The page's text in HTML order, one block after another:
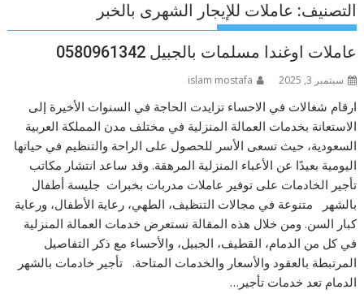
التصنيف: عاملات للإيجار الشهرى بالخبر
عاملات اوغندا مسلمات بالجبيل 0580961342
سبتمبر 3, 2025 islam mostafa
ارقام شغالات في الاحساء تزايدت الحاجة في السنوات الأخيرة إلى
الاستعانة بخدمات العمالة المنزلية في مختلف مدن المملكة العربية
السعودية، حيث تسعى الأسر للحصول على الراحة والتنظيم في حياتها
اليومية بعيدًا عن الأعباء المنزلية المرهقة. وقد ساعد انتشار مكاتب
تأجير الخادمات على توفير عاملات مدربات بخبرات جليسة أطفال
بالشهر متنوعة في مجالات التنظيف، الطهي، رعاية الأطفال، ورعاية
كبار السن. ومن خلال هذه المقالة نستعرض خدمات العمالة المنزلية
في كل من الدمام، القطيف، الجبيل، والأحساء مع ذكر التفاصيل
المرتبطة بالعقود والأسعار والخدمات المتاحة. تأجير خادمات بالشهر
الدمام تعد خدمات تأجير…